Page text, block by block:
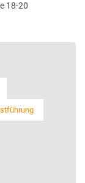
18-20